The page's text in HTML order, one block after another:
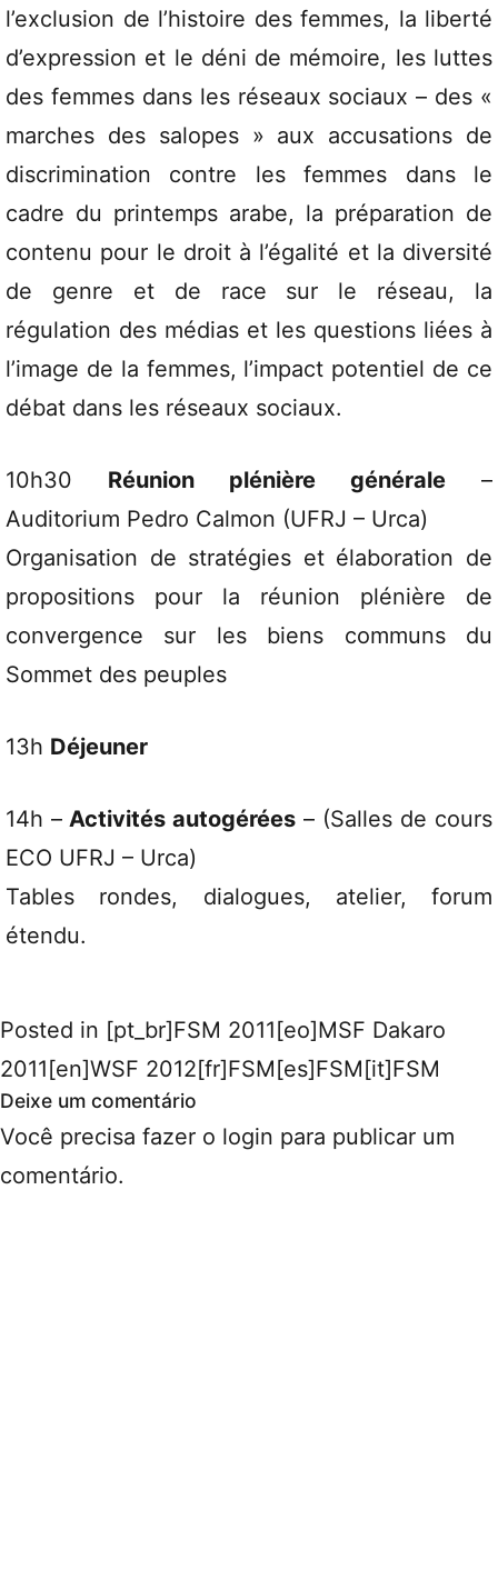
l’exclusion de l’histoire des femmes, la liberté
d’expression et le déni de mémoire, les luttes
des femmes dans les réseaux sociaux – des «
marches des salopes » aux accusations de
discrimination contre les femmes dans le
cadre du printemps arabe, la préparation de
contenu pour le droit à l’égalité et la diversité
de genre et de race sur le réseau, la
régulation des médias et les questions liées à
l’image de la femmes, l’impact potentiel de ce
débat dans les réseaux sociaux.
10h30 Réunion plénière générale –
Auditorium Pedro Calmon (UFRJ – Urca)
Organisation de stratégies et élaboration de
propositions pour la réunion plénière de
convergence sur les biens communs du
Sommet des peuples
13h Déjeuner
14h – Activités autogérées – (Salles de cours
ECO UFRJ – Urca)
Tables rondes, dialogues, atelier, forum
étendu.
Posted in [pt_br]FSM 2011[eo]MSF Dakaro
2011[en]WSF 2012[fr]FSM[es]FSM[it]FSM
Deixe um comentário
Você precisa fazer o login para publicar um
comentário.